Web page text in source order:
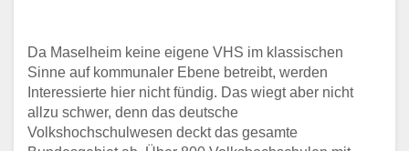
Da Maselheim keine eigene VHS im klassischen
Sinne auf kommunaler Ebene betreibt, werden
Interessierte hier nicht fündig. Das wiegt aber nicht
allzu schwer, denn das deutsche
Volkshochschulwesen deckt das gesamte